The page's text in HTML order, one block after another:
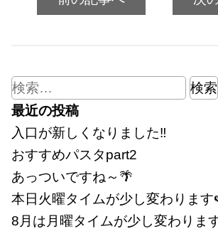
検
索:
最近の投稿
入口が新しくなりました‼
おすすめパスタpart2
あっついですね～🌴
本日火曜タイムが少し変わります
8月は月曜タイムが少し変わりま